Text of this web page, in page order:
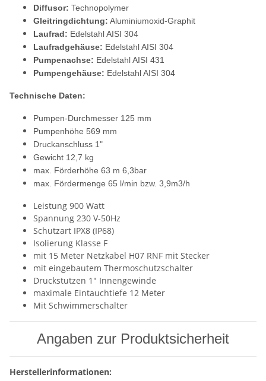
Diffusor: Technopolymer
Gleitringdichtung: Aluminiumoxid-Graphit
Laufrad: Edelstahl AISI 304
Laufradgehäuse: Edelstahl AISI 304
Pumpenachse: Edelstahl AISI 431
Pumpengehäuse: Edelstahl AISI 304
Technische Daten:
Pumpen-Durchmesser 125 mm
Pumpenhöhe 569 mm
Druckanschluss 1"
Gewicht 12,7 kg
max. Förderhöhe 63 m 6,3bar
max. Fördermenge 65 l/min bzw. 3,9m3/h
Leistung 900 Watt
Spannung 230 V-50Hz
Schutzart IPX8 (IP68)
Isolierung Klasse F
mit 15 Meter Netzkabel H07 RNF mit Stecker
mit eingebautem Thermoschutzschalter
Druckstutzen 1" Innengewinde
maximale Eintauchtiefe 12 Meter
Mit Schwimmerschalter
Angaben zur Produktsicherheit
Herstellerinformationen: